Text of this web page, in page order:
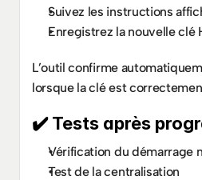
Suivez les instructions
Enregistrez la nouvelle clé
L’outil confirme
lorsque la clé est
✔️ Tests après
Vérification du démarrage
Test de la centralisation